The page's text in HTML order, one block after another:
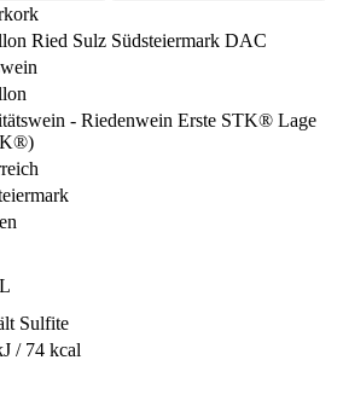
Ried Sulz Südsteiermark DAC
- Riedenwein Erste STK® Lage
Sulfite
/ 74 kcal